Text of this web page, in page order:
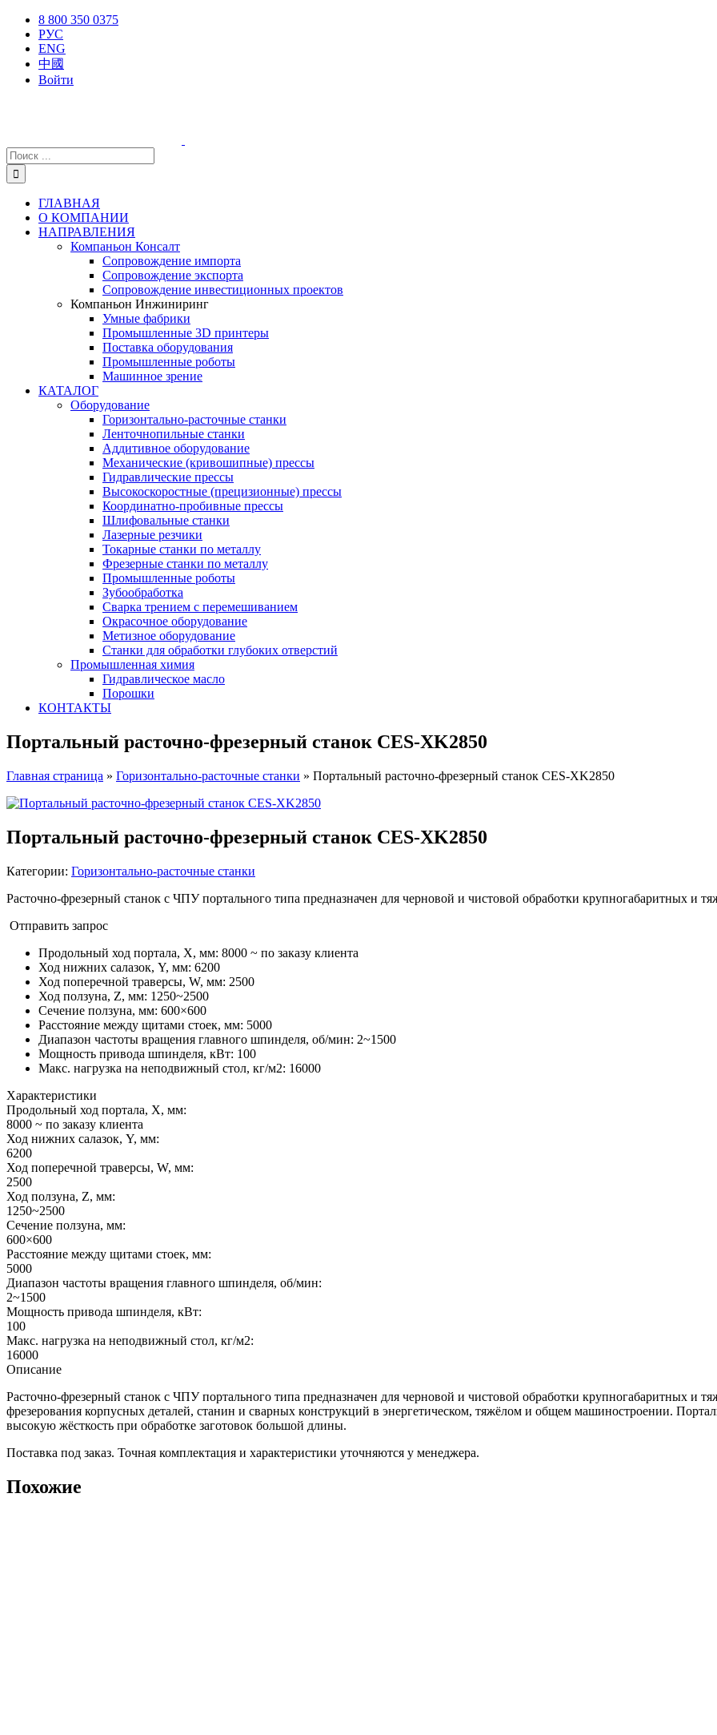
Skip
content
Facebook
YouTube
Instagram8 800 350 0375
РУС
ENG
中國
Войти
Результат
поиска:
ГЛАВНАЯ
О КОМПАНИИ
НАПРАВЛЕНИЯ
Компаньон Консалт
Сопровождение импорта
Сопровождение экспорта
Сопровождение инвестиционных проектов
Компаньон Инжиниринг
Умные фабрики
Промышленные 3D принтеры
Поставка оборудования
Промышленные роботы
Машинное зрение
КАТАЛОГ
Оборудование
Горизонтально-расточные станки
Ленточнопильные станки
Аддитивное оборудование
Механические (кривошипные) прессы
Гидравлические прессы
Высокоскоростные (прецизионные) прессы
Координатно-пробивные прессы
Шлифовальные станки
Лазерные резчики
Токарные станки по металлу
Фрезерные станки по металлу
Промышленные роботы
Зубообработка
Сварка трением с перемешиванием
Окрасочное оборудование
Метизное оборудование
Станки для обработки глубоких отверстий
Промышленная химия
Гидравлическое масло
Порошки
КОНТАКТЫ
Портальный расточно-фрезерный станок CES-XK2850
Главная страница » Горизонтально-расточные станки » Портальный расточно-фрезерный станок CES-XK2850
Портальный расточно-фрезерный станок CES-XK2850
Категории: Горизонтально-расточные станки
Расточно-фрезерный станок с ЧПУ портального типа предназначен для черновой и чистовой обработки крупногабаритных и
Отправить запрос
Продольный ход портала, X, мм: 8000 ~ по заказу клиента
Ход нижних салазок, Y, мм: 6200
Ход поперечной траверсы, W, мм: 2500
Ход ползуна, Z, мм: 1250~2500
Сечение ползуна, мм: 600×600
Расстояние между щитами стоек, мм: 5000
Диапазон частоты вращения главного шпинделя, об/мин: 2~1500
Мощность привода шпинделя, кВт: 100
Макс. нагрузка на неподвижный стол, кг/м2: 16000
Характеристики
Продольный ход портала, X, мм:
8000 ~ по заказу клиента
Ход нижних салазок, Y, мм:
6200
Ход поперечной траверсы, W, мм:
2500
Ход ползуна, Z, мм:
1250~2500
Сечение ползуна, мм:
600×600
Расстояние между щитами стоек, мм:
5000
Диапазон частоты вращения главного шпинделя, об/мин:
2~1500
Мощность привода шпинделя, кВт:
100
Макс. нагрузка на неподвижный стол, кг/м2:
16000
Описание
Расточно-фрезерный станок с ЧПУ портального типа предназначен для черновой и чистовой обработки крупногабаритных и
фрезерования корпусных деталей, станин и сварных конструкций в энергетическом, тяжёлом и общем машиностроении.
высокую жёсткость при обработке заготовок большой длины.
Поставка под заказ. Точная комплектация и характеристики уточняются у менеджера.
Похожие